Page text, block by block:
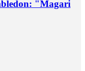
"Magari